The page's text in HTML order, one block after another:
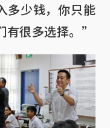
多少钱，你只能
有很多选择。”